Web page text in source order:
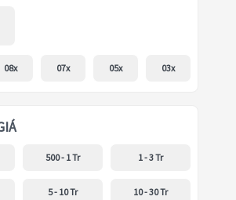
08x 07x 05x 03x
500 - 1 Tr 1 - 3 Tr
5 - 10 Tr 10 - 30 Tr